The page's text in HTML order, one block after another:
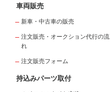
車両販売
新車・中古車の販売
注文販売・オークション代行の流
れ
注文販売フォーム
持込みパーツ取付